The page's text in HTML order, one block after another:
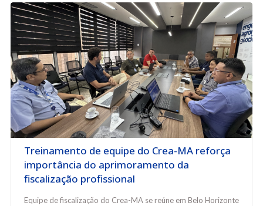
Treinamento de equipe do Crea-MA reforça
importância do aprimoramento da
fiscalização profissional
Equipe de fiscalização do Crea-MA se reúne em Belo Horizonte